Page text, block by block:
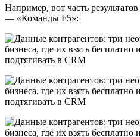
Например, вот часть
— «Команды F5»: